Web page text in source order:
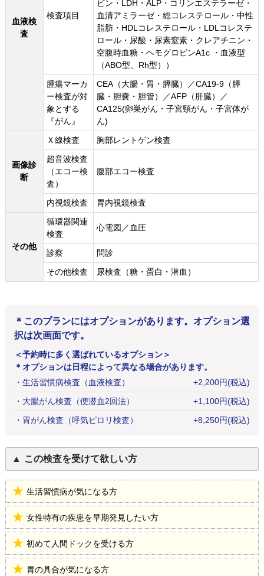
血液検
査
検査項目
ビン・LDH・ALP・コリンエステラーゼ・
血清アミラーゼ・総コレステロール・中性
脂肪・HDLコレステロール・LDLコレステ
ロール・尿酸・尿素窒素・クレアチニン・
空腹時血糖・ヘモグロビンA1c ・血液型
（ABO型、Rh型））
腫瘍マーカ
ー検査が対
象とする
『がん』
CEA（大腸・胃・膵臓）／CA19-9（膵
臓・胆嚢・胆管）／AFP（肝臓）／
CA125(卵巣がん・子宮頸がん・子宮体が
ん)
画像診
断
Ｘ線検査
胸部レントゲン検査
超音波検査
（エコー検
査）
腹部エコー検査
内視鏡検査 胃内視鏡検査
その他
循環器関連
検査
心電図／血圧
診察
問診
その他検査
尿検査（糖・蛋白・潜血）
＊このプランにはオプションがあります。オプション選
択は次画面です。
＜予約時に多く選ばれているオプション＞
＊オプションは日程によって異なる場合があります。
・ 生活習慣病検査（血液検査） +2,200円(税込)
・ 大腸がん検査（便潜血2回法） +1,100円(税込)
・ 胃がん検査（呼気ピロリ検査） +8,250円(税込)
この検査を受けて欲しい方
生活習慣病が気になる方
女性特有の疾患を早期発見したい方
初めて人間ドックを受ける方
胃の具合が気になる方